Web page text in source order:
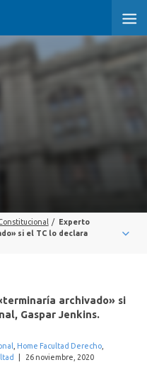
/ Experto
si el TC lo declara
archivado» si
Gaspar Jenkins.
Home Facultad Derecho
26 noviembre, 2020